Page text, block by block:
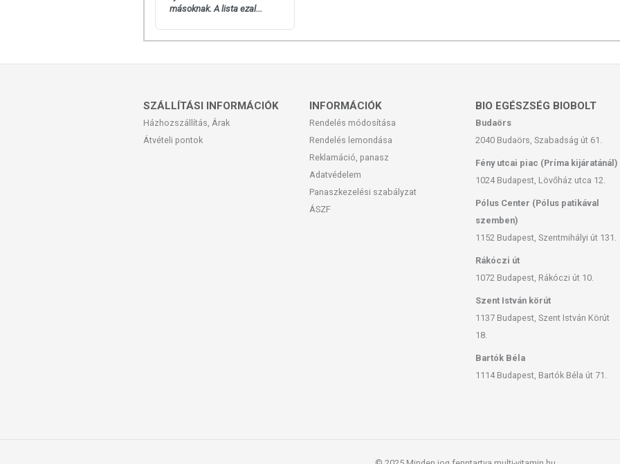
másoknak. A lista ezal...
SZÁLLÍTÁSI INFORMÁCIÓK
Házhozszállítás, Árak
Átvételi pontok
INFORMÁCIÓK
Rendelés módosítása
Rendelés lemondása
Reklamáció, panasz
Adatvédelem
Panaszkezelési szabályzat
ÁSZF
BIO EGÉSZSÉG BIOBOLT
Budaörs
2040 Budaörs, Szabadság út 61.
Fény utcai piac (Príma kijáratánál)
1024 Budapest, Lövőház utca 12.
Pólus Center (Pólus patikával
szemben)
1152 Budapest, Szentmihályi út 131.
Rákóczi út
1072 Budapest, Rákóczi út 10.
Szent István körút
1137 Budapest, Szent István Körút
18.
Bartók Béla
1114 Budapest, Bartók Béla út 71.